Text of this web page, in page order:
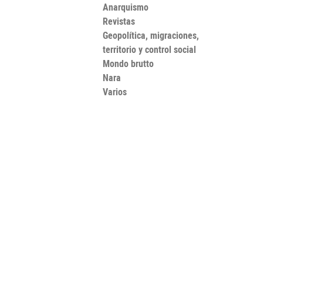
Anarquismo
Revistas
Geopolítica, migraciones,
territorio y control social
Mondo brutto
Nara
Varios